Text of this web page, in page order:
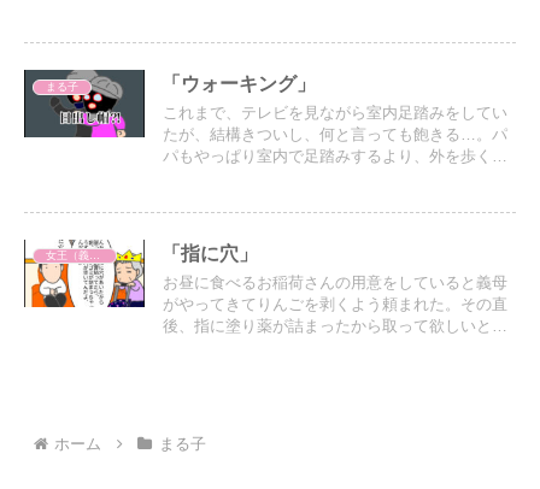
まる子 「ウォーキング」
これまで、テレビを見ながら室内足踏みをしてい
たが、結構きついし、何と言っても飽きる…。パ
パもやっぱり室内で足踏みするより、外を歩く方
女王（義母） 「指に穴」
お昼に食べるお稲荷さんの用意をしていると義母
がやってきてりんごを剥くよう頼まれた。その直
後、指に塗り薬が詰まったから取って欲しいと頼
ホーム まる子